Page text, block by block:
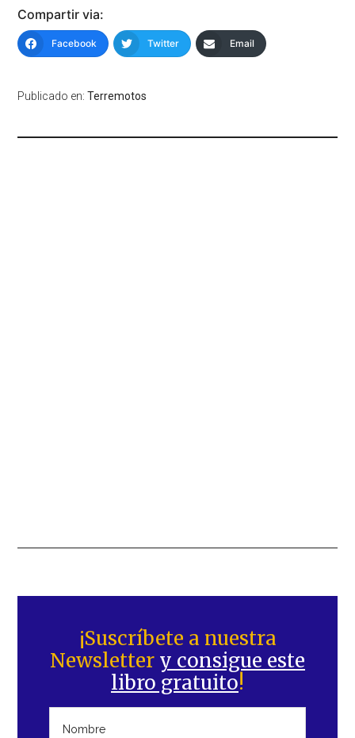
Compartir via:
Facebook Twitter Email
Publicado en:Terremotos
lateral
principal
¡Suscríbete a nuestra
Newsletter y consigue este
libro gratuito!